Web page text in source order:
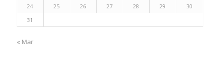
24
25 26 27 28 29
30
31
« Mar